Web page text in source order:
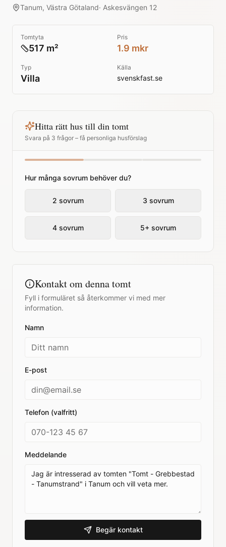
Tanum, Västra Götaland· Askesvängen 12
Tomtyta
517 m²
Pris
1.9 mkr
Typ
Villa
Källa
svenskfast.se
Hitta rätt hus till din tomt
Svara på 3 frågor – få personliga husförslag
Hur många sovrum behöver du?
2 sovrum 3 sovrum
4 sovrum 5+ sovrum
Kontakt om denna tomt
Fyll i formuläret så återkommer vi med mer
information.
Namn
E-post
Telefon (valfritt)
Meddelande
Begär kontakt